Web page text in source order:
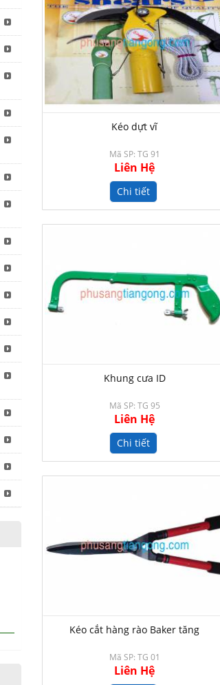
Kéo dựt vĩ
Mã SP: TG 91
Liên Hệ
Chi tiết
Khung cưa ID
Mã SP: TG 95
Liên Hệ
Chi tiết
Kéo cắt hàng rào Baker tăng
Mã SP: TG 01
Liên Hệ